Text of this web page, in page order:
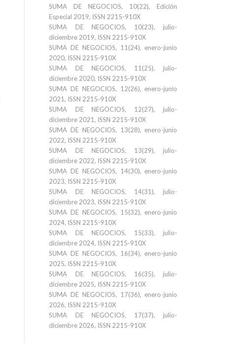
SUMA DE NEGOCIOS, 10(22), Edición
Especial 2019, ISSN 2215-910X
SUMA DE NEGOCIOS, 10(23), julio-
diciembre 2019, ISSN 2215-910X
SUMA DE NEGOCIOS, 11(24), enero-junio
2020, ISSN 2215-910X
SUMA DE NEGOCIOS, 11(25), julio-
diciembre 2020, ISSN 2215-910X
SUMA DE NEGOCIOS, 12(26), enero-junio
2021, ISSN 2215-910X
SUMA DE NEGOCIOS, 12(27), julio-
diciembre 2021, ISSN 2215-910X
SUMA DE NEGOCIOS, 13(28), enero-junio
2022, ISSN 2215-910X
SUMA DE NEGOCIOS, 13(29), julio-
diciembre 2022, ISSN 2215-910X
SUMA DE NEGOCIOS, 14(30), enero-junio
2023, ISSN 2215-910X
SUMA DE NEGOCIOS, 14(31), julio-
diciembre 2023, ISSN 2215-910X
SUMA DE NEGOCIOS, 15(32), enero-junio
2024, ISSN 2215-910X
SUMA DE NEGOCIOS, 15(33), julio-
diciembre 2024, ISSN 2215-910X
SUMA DE NEGOCIOS, 16(34), enero-junio
2025, ISSN 2215-910X
SUMA DE NEGOCIOS, 16(35), julio-
diciembre 2025, ISSN 2215-910X
SUMA DE NEGOCIOS, 17(36), enero-junio
2026, ISSN 2215-910X
SUMA DE NEGOCIOS, 17(37), julio-
diciembre 2026, ISSN 2215-910X